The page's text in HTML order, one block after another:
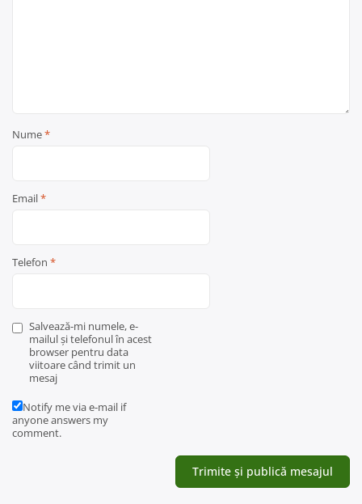
Nume*
Email*
Telefon *
Salvează-mi numele, e-
mailul și telefonul în acest
browser pentru data
viitoare când trimit un
mesaj
Notify me via e-mail if
anyone answers my
comment.